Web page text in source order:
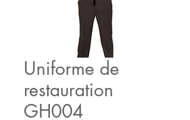
Uniforme de
restauration
GH004